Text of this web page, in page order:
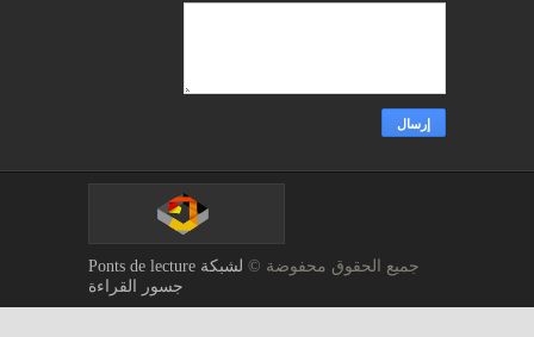
جميع الحقوق محفوضة ©
لشبكة Ponts de lecture
جسور القراءة